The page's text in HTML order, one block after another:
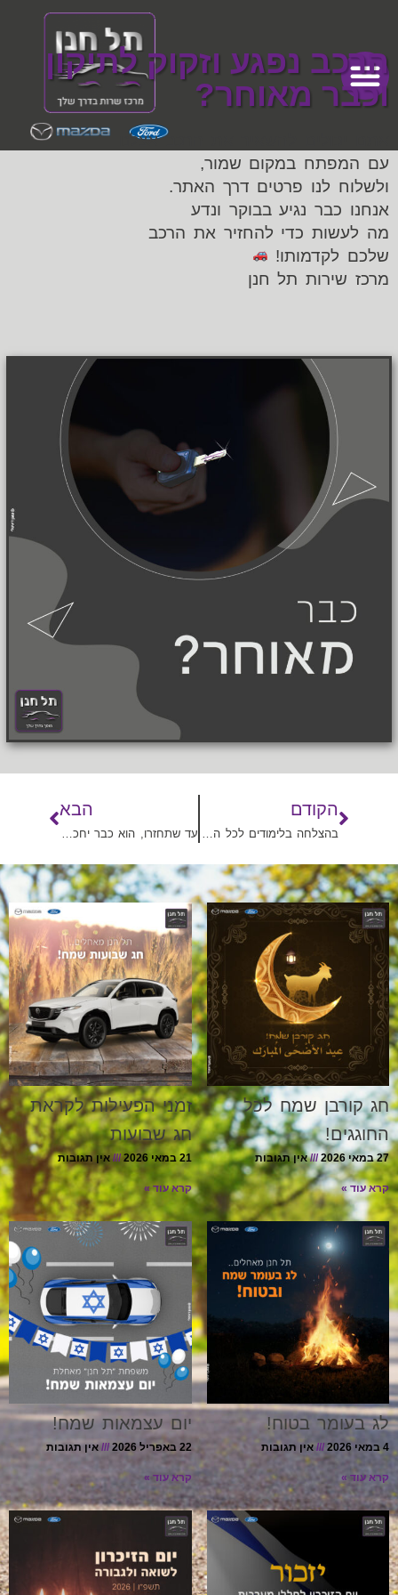
הרכב נפגע וזקוק לתיקון
וכבר מאוחר?
אתם יכולים להשאיר את הרכב אצלנו
עם המפתח במקום שמור,
ולשלוח לנו פרטים דרך האתר.
אנחנו כבר נגיע בבוקר ונדע
מה לעשות כדי להחזיר את הרכב
שלכם לקדמותו!
מרכז שירות תל חנן
הקודם
בהצלחה בלימודים לכל הילדים!
הבא
עד שתחזרו, הוא כבר יחכה לכם
חג קורבן שמח לכל
החוגגים!
27 במאי 2026 אין תגובות
קרא עוד »
זמני הפעילות לקראת
חג שבועות
21 במאי 2026 אין תגובות
קרא עוד »
לג בעומר בטוח!
4 במאי 2026 אין תגובות
קרא עוד »
יום עצמאות שמח!
22 באפריל 2026 אין תגובות
קרא עוד »